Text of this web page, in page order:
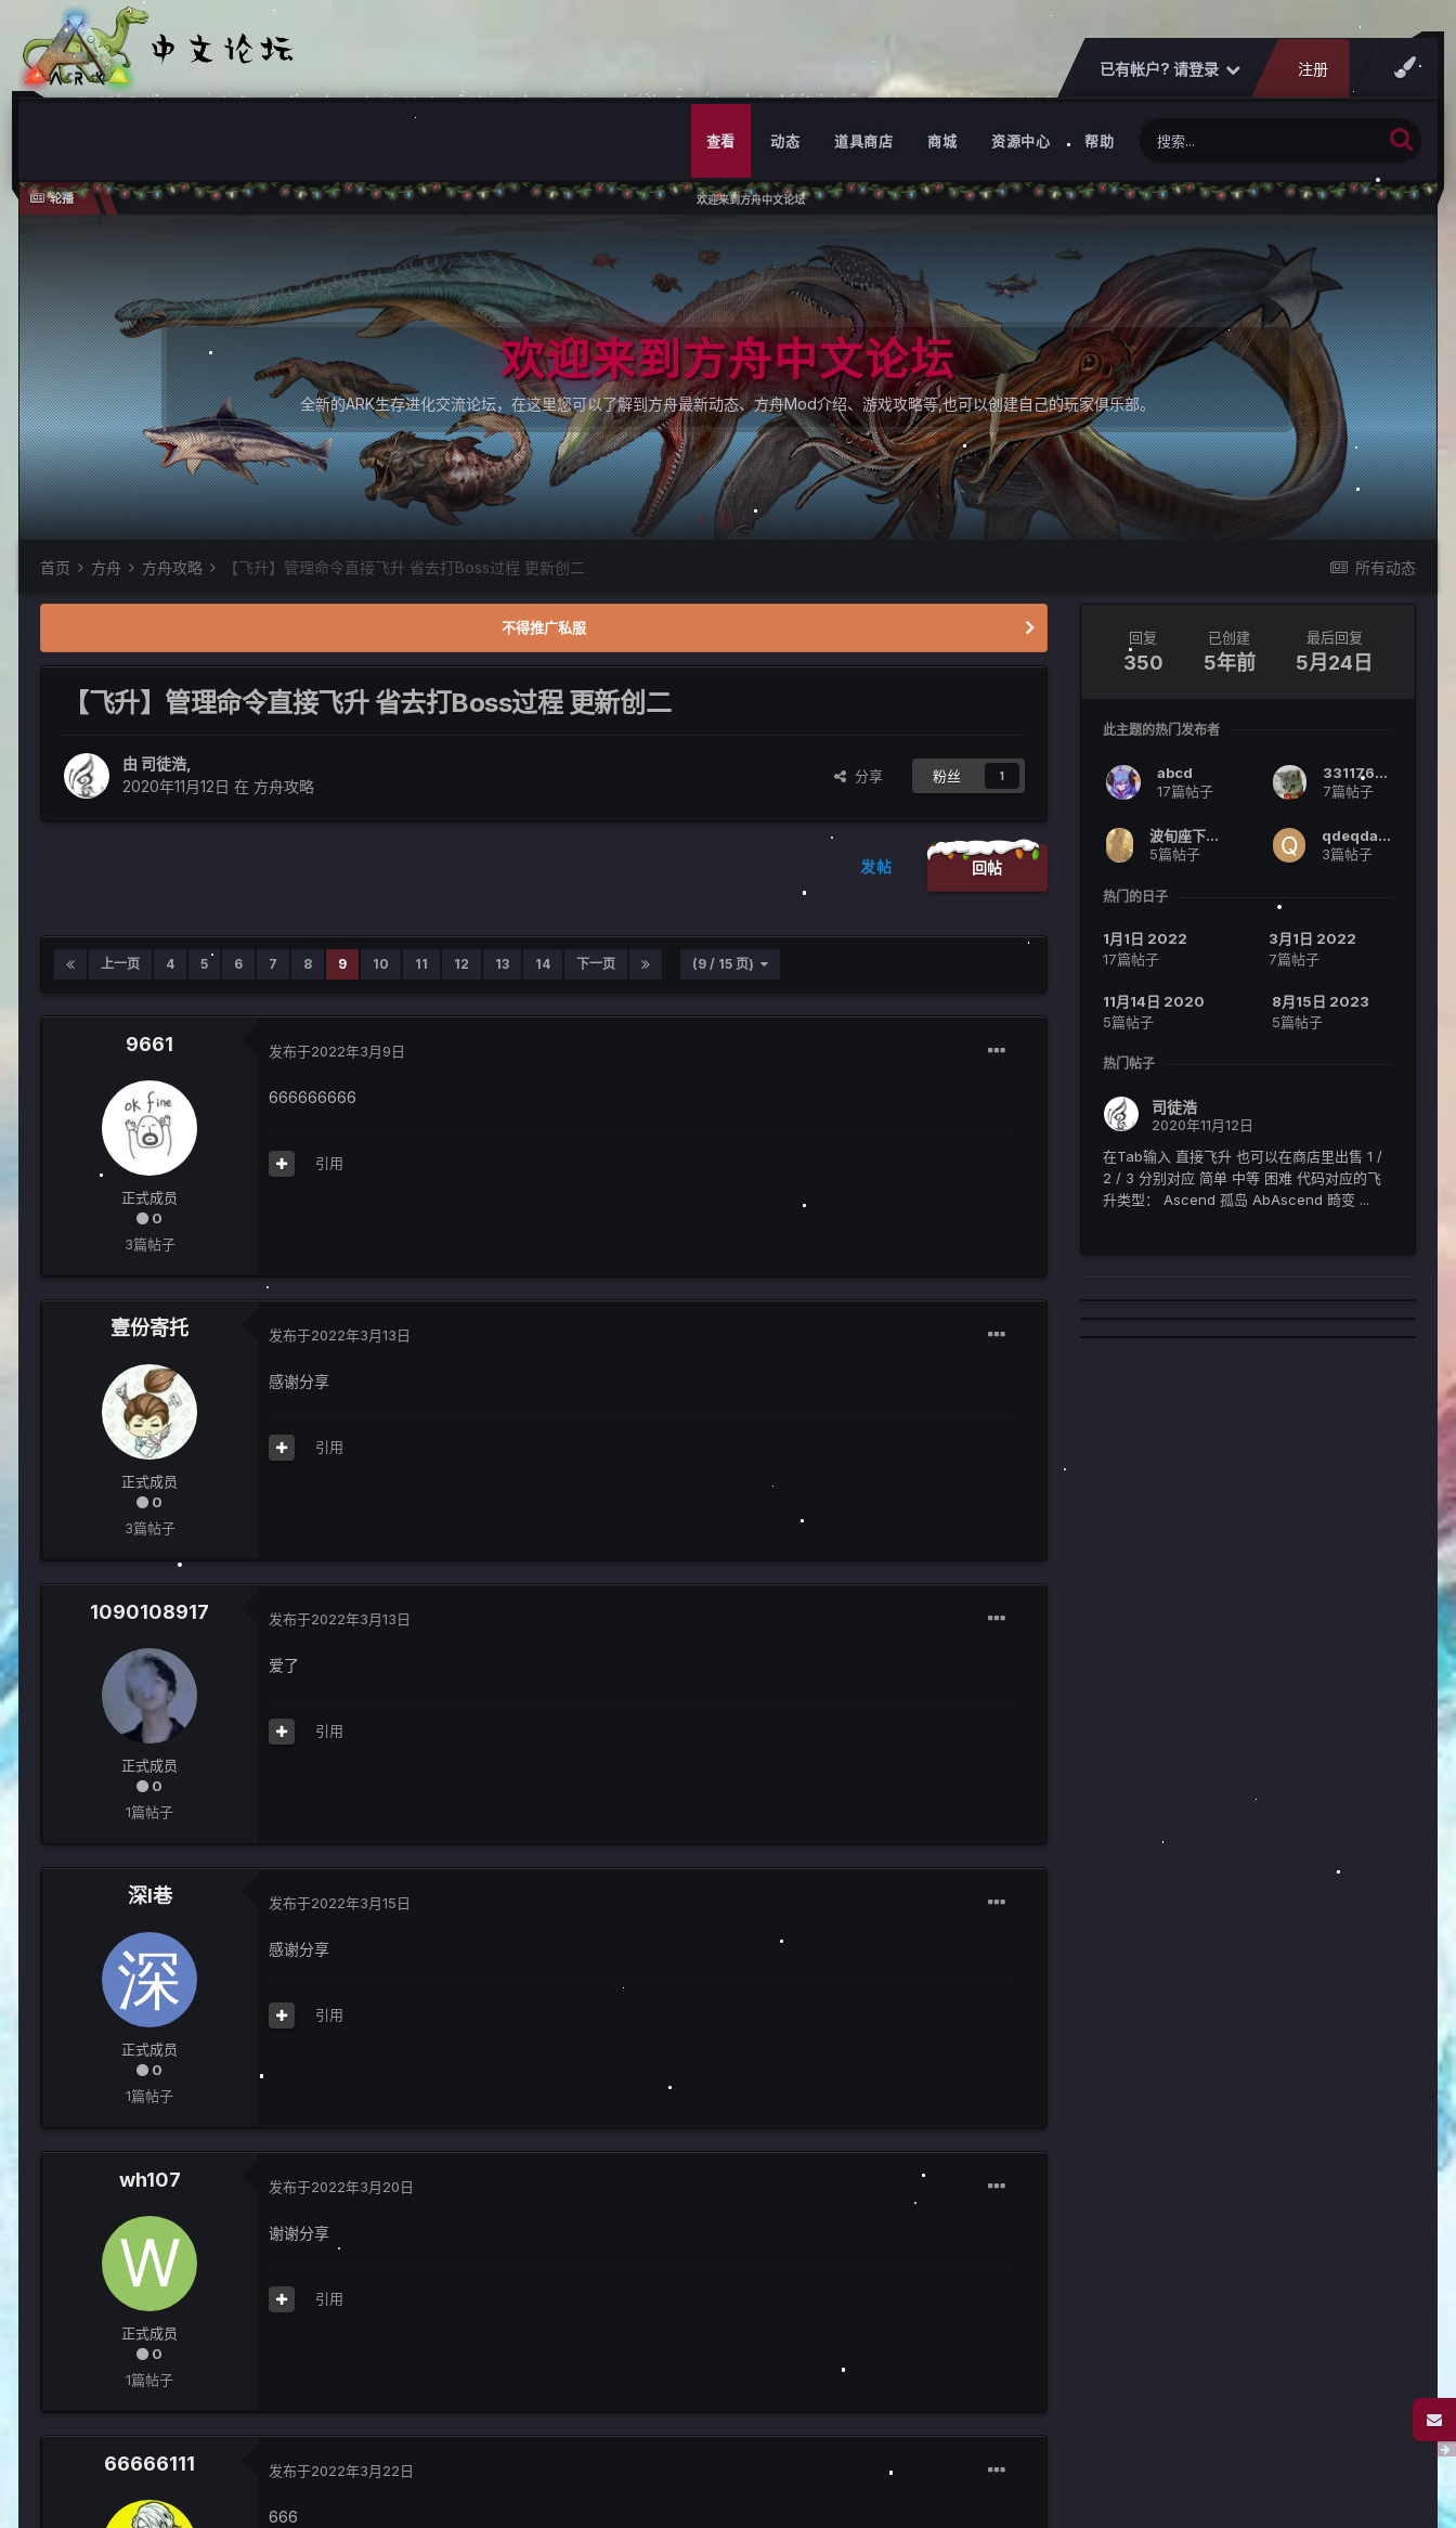
已有帐户? 请登录 注册
查看 动态 道具商店 商城 资源中心 帮助
轮播 欢迎来到方舟中文论坛
欢迎来到方舟中文论坛
全新的ARK生存进化交流论坛，在这里您可以了解到方舟最新动态、方舟Mod介绍、游戏攻略等,也可以创建自己的玩家俱乐部。
所有动态
首页 方舟 方舟攻略 【飞升】管理命令直接飞升 省去打Boss过程 更新创二
不得推广私服
【飞升】管理命令直接飞升 省去打Boss过程 更新创二
由 司徒浩
2020年11月12日 在 方舟攻略
分享 粉丝 1
回帖
发帖
上一页 4 5 6 7 8 9 10 11 12 13 14 下一页 (9 / 15 页)
9661
正式成员
0
3篇帖子
发布于2022年3月9日
666666666
引用
壹份寄托
正式成员
0
3篇帖子
发布于2022年3月13日
感谢分享
引用
1090108917
正式成员
0
1篇帖子
发布于2022年3月13日
爱了
引用
深l巷
正式成员
0
1篇帖子
发布于2022年3月15日
感谢分享
引用
wh107
正式成员
0
1篇帖子
发布于2022年3月20日
谢谢分享
引用
66666111 发布于2022年3月22日
666
回复
350
已创建
5年前
最后回复
5月24日
此主题的热门发布者
abcd
17篇帖子
331176111
7篇帖子
波旬座下应见我
5篇帖子
qdeqdawd
3篇帖子
热门的日子
1月1日 2022
17篇帖子
3月1日 2022
7篇帖子
11月14日 2020
5篇帖子
8月15日 2023
5篇帖子
热门帖子
司徒浩
2020年11月12日
在Tab输入 直接飞升 也可以在商店里出售 1 /
2 / 3 分别对应 简单 中等 困难 代码对应的飞
升类型： Ascend 孤岛 AbAscend 畸变 ...